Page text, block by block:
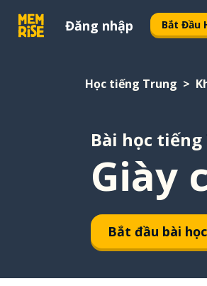
Đăng nhập Bắt Đầu
Học tiếng Trung
Bài học
Giày
Bắt đầu bài học